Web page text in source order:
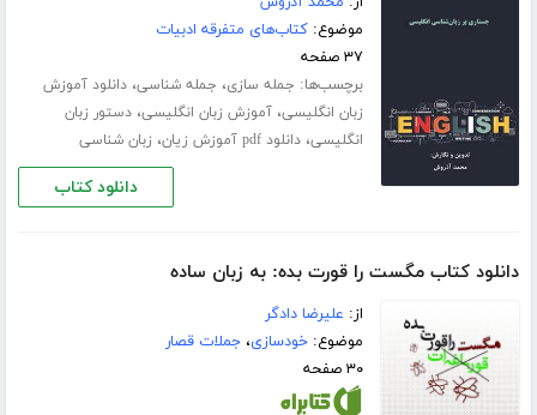
موضوع:کتاب‌های متفرقه ادبیات
۳۷ صفحه
برچسب‌ها: جمله سازی، جمله شناسی،دانلود آموزش
زبان انگلیسی،آموزش زبان انگلیسی،دستور زبان
انگلیسی،دانلود pdf آموزش زیان ، زبان شناسی
دانلود کتاب
دانلود کتاب مگست را قورت بده: به زبان ساده
از: علیرضا دادگر
موضوع:خودسازی،جملات قصار
۳۰ صفحه